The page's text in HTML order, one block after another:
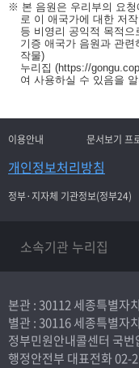
※ 본 음원은 우리부의 요청
로 이 애국가에 대한 저
등 비영리 공익적 목적
기증 애국가 음원과 관련
작물)
누리집 (https://
여 사용하실 수 있음을
이용안내 문서보기 프
개인정보처리방침
정부·지자체 기관정보(정부24)
소속기관 누리집
본관 : 30112 세종특별자
별관 : 30116 세종특별자
정부민원안내콜센터 국번
행정안전부 대표전화02-